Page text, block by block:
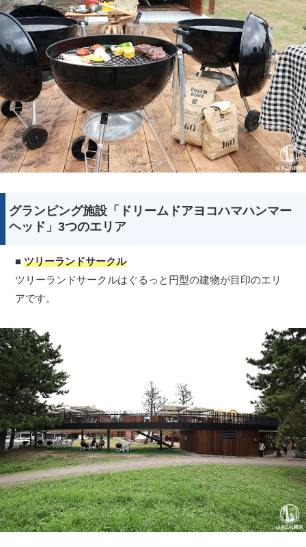
グランピング施設「ドリームドアヨコハマハンマー
ヘッド」3つのエリア
■ツリーランドサークル
ツリーランドサークルはぐるっと円型の建物が目印のエリ
アです。